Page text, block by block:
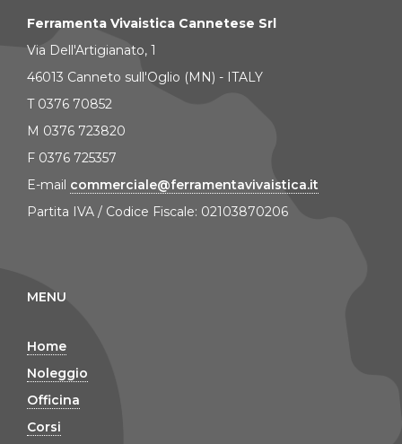
Ferramenta Vivaistica Cannetese Srl
Via Dell'Artigianato, 1
46013 Canneto sull'Oglio (MN) - ITALY
T 0376 70852
M 0376 723820
F 0376 725357
E-mail commerciale@ferramentavivaistica.it
Partita IVA / Codice Fiscale: 02103870206
MENU
Home
Noleggio
Officina
Corsi